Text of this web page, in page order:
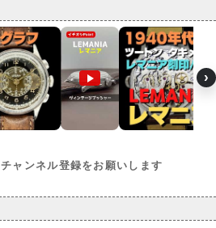
›
チャンネル登録をお願いします